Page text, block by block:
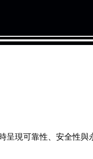
現可靠性、安全性與